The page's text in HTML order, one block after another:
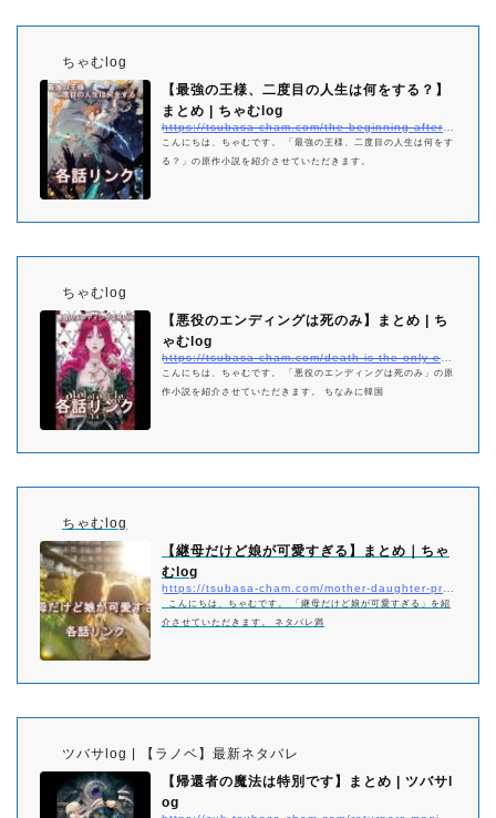
ちゃむlog
【最強の王様、二度目の人生は何をする？】
まとめ | ちゃむlog
こんにちは、ちゃむです。 「最強の王様、二度目の人生は何をす
る？」の原作小説を紹介させていただきます。
ちゃむlog
【悪役のエンディングは死のみ】まとめ | ち
ゃむlog
こんにちは、ちゃむです。 「悪役のエンディングは死のみ」の原
作小説を紹介させていただきます。 ちなみに韓国
ちゃむlog
【継母だけど娘が可愛すぎる】まとめ｜ちゃ
むlog
こんにちは、ちゃむです。 「継母だけど娘が可愛すぎる」を紹
介させていただきます。 ネタバレ満
ツバサlog | 【ラノベ】最新ネタバレ
【帰還者の魔法は特別です】まとめ | ツバサl
og